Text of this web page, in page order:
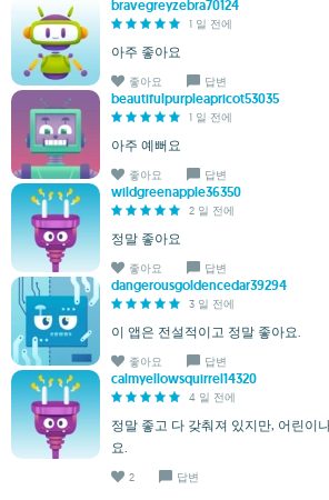
bravegreyzebra70124
1 일 전에
아주 좋아요
좋아요 답변
beautifulpurpleapricot53035
1 일 전에
아주 예뻐요
좋아요 답변
wildgreenapple36350
2 일 전에
정말 좋아요
좋아요 답변
dangerousgoldencedar39294
3 일 전에
이 앱은 전설적이고 정말 좋아요.
좋아요 답변
calmyellowsquirrel14320
4 일 전에
정말 좋고 다 갖춰져 있지만, 어린이
요.
2 답변